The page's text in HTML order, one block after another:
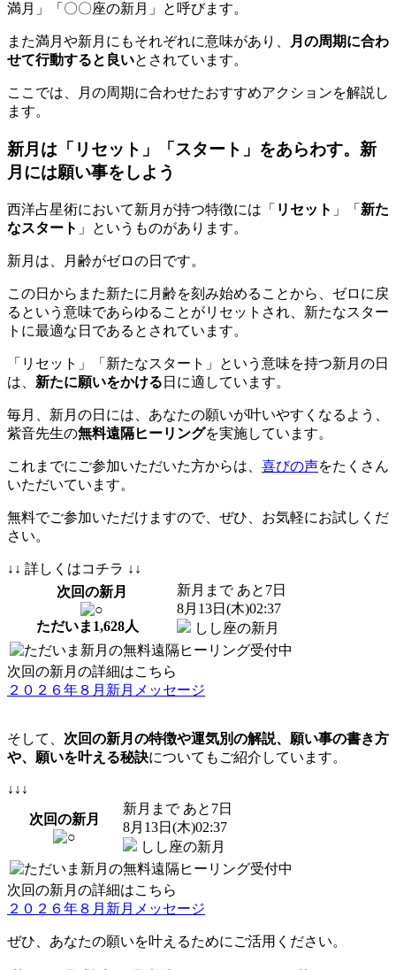
満月」「〇〇座の新月」と呼びます。
また満月や新月にもそれぞれに意味があり、
月の周期に合わ
せて行動すると良いとされています。
ここでは、 月の周期に合わせたおすすめアクションを解説し
ます。
新月は「リセット」「スタート」をあらわす。新
月には願い事をしよう
西洋占星術において新月が持つ特徴には「 リセット 」「 新た
なスタート 」というものがあります。
新月は、月齢がゼロの日です。
この日からまた新たに月齢を刻み始めることから、ゼロに戻
るという意味であらゆることがリセットされ、新たなスター
トに最適な日であるとされています。
「リセット」「新たなスタート」という意味を持つ新月の日
は、 新たに願いをかける 日に適しています。
毎月、新月の日には、あなたの願いが叶いやすくなるよう、
紫音先生の無料遠隔ヒーリングを実施しています。
これまでにご参加いただいた方からは、 喜びの声をたくさん
いただいています。
無料でご参加いただけますので、ぜひ、お気軽にお試しくだ
さい。
↓↓ 詳しくはコチラ ↓↓
次回の新月
ただいま 1,628人
新月まで あと 7日
8月 13日(木)02:37
しし座の新月
次回の新月の詳細はこちら
２０２６年８月新月メッセージ
そして、 次回の新月の特徴や運気別の解説、願い事の書き方
や、願いを叶える秘訣についてもご紹介しています。
↓↓↓
次回の新月
新月まで あと 7日
8月 13日(木)02:37
しし座の新月
次回の新月の詳細はこちら
２０２６年８月新月メッセージ
ぜひ、あなたの願いを叶えるためにご活用ください。